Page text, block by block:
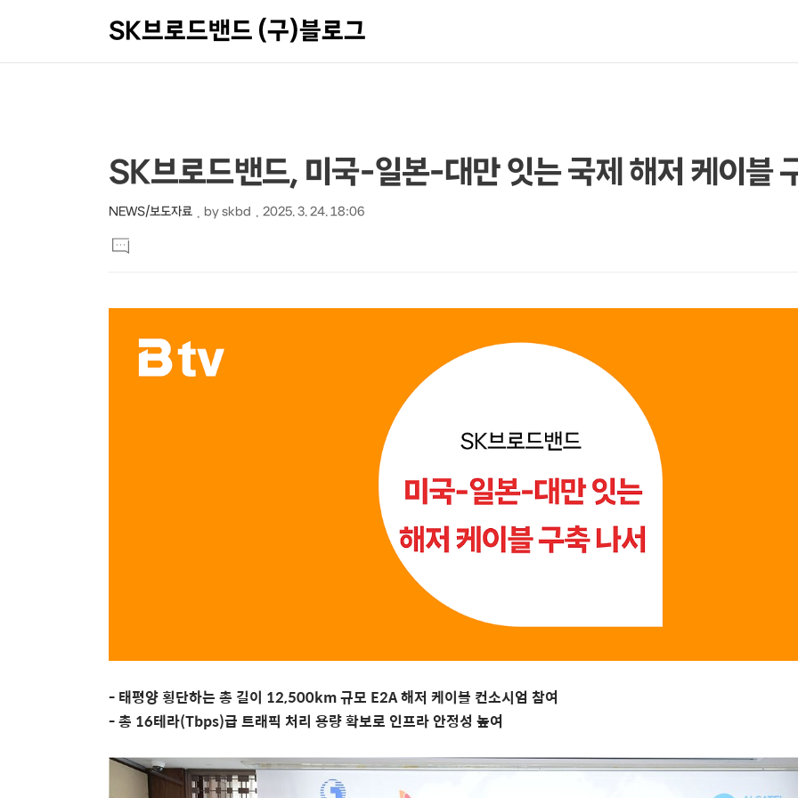
SK브로드밴드 (구)블로그
상
세
컨
텐
본
문
제
목
SK브로드밴드, 미국-일본-대만 잇는 국제 해저 케이블
NEWS/보도자료 by skbd 2025. 3. 24. 18:06
문
댓
글
- 태평양 횡단하는 총 길이 12,500km규모 E2A해저 케이블 컨소시엄 참여
-총 16테라(Tbps)급 트래픽 처리 용량 확보로 인프라 안정성 높여